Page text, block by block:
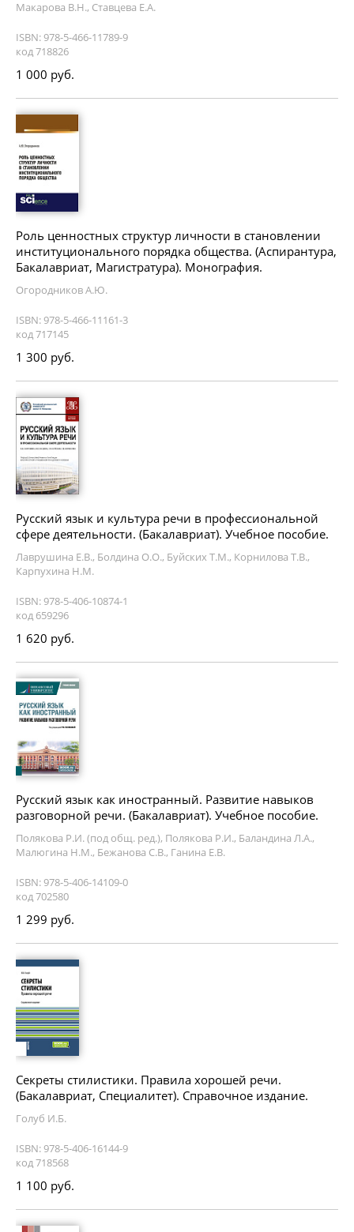
Макарова В.Н., Ставцева Е.А.
ISBN: 978-5-466-11789-9
код 718826
1 000 руб.
Роль ценностных структур личности в становлении
институционального порядка общества. (Аспирантура,
Бакалавриат, Магистратура). Монография.
Огородников А.Ю.
ISBN: 978-5-466-11161-3
код 717145
1 300 руб.
Русский язык и культура речи в профессиональной
сфере деятельности. (Бакалавриат). Учебное пособие.
Лаврушина Е.В., Болдина О.О., Буйских Т.М., Корнилова Т.В.,
Карпухина Н.М.
ISBN: 978-5-406-10874-1
код 659296
1 620 руб.
Русский язык как иностранный. Развитие навыков
разговорной речи. (Бакалавриат). Учебное пособие.
Полякова Р.И. (под общ. ред.), Полякова Р.И., Баландина Л.А.,
Малюгина Н.М., Бежанова С.В., Ганина Е.В.
ISBN: 978-5-406-14109-0
код 702580
1 299 руб.
Секреты стилистики. Правила хорошей речи.
(Бакалавриат, Специалитет). Справочное издание.
Голуб И.Б.
ISBN: 978-5-406-16144-9
код 718568
1 100 руб.